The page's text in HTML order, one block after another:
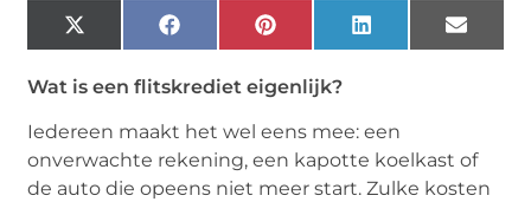
X
(Twitter)
FacebookPinterest LinkedIn Email
Wat is een flitskrediet eigenlijk?
Iedereen maakt het wel eens mee: een
onverwachte rekening, een kapotte koelkast of
de auto die opeens niet meer start. Zulke kosten